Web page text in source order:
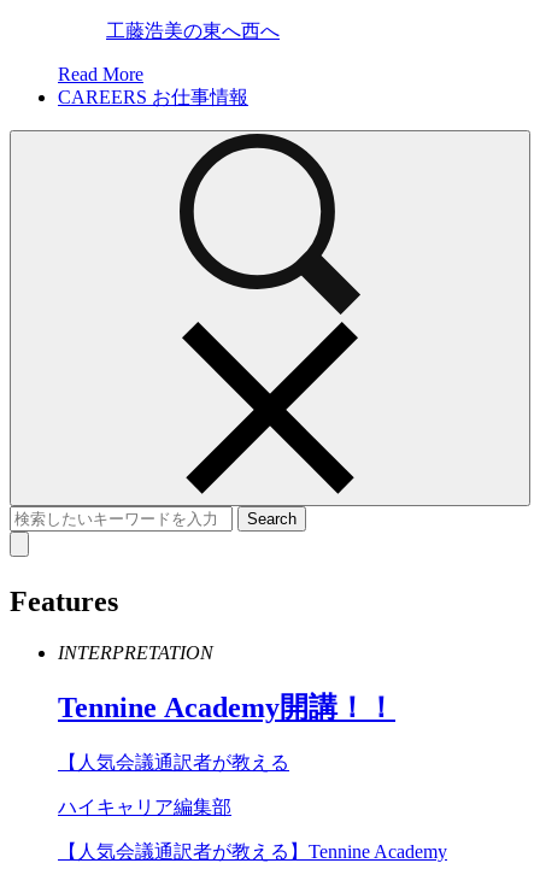
工藤浩美の東へ西へ
Read More
CAREERS お仕事情報
Features
INTERPRETATION
Tennine Academy開講！！
【人気会議通訳者が教える
ハイキャリア編集部
【人気会議通訳者が教える】Tennine Academy